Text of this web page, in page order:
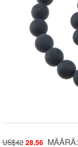
US$42 28.56 MÄÄRÄ: